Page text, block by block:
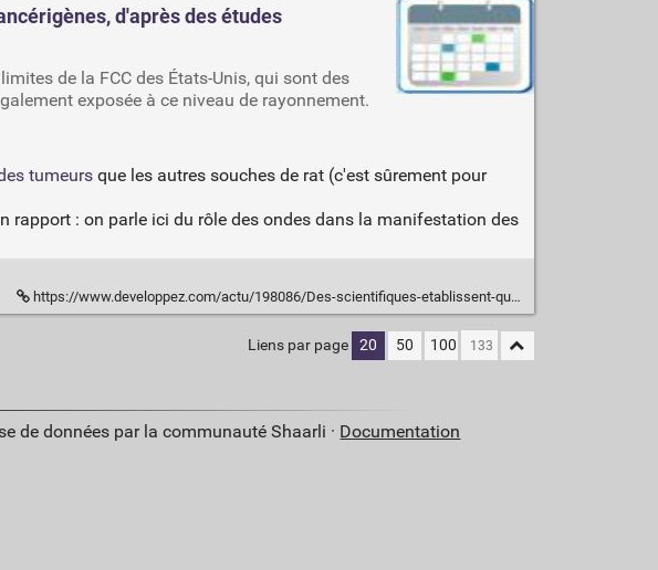
d'après des études
de la FCC des États-Unis, qui sont des
exposée à ce niveau de rayonnement.
tumeursque les autres souches de rat (c'est sûrement pour
rapport : on parle ici du rôle des ondes dans la manifestation des
https://www.developpez.com/actu/198086/Des-scientifiques-etablissent-que-les-ondes-d-un-telephone-cellulaire-sont-cancerigenes-d-apres-des-etudes-concluantes-menees-sur-des-rats/
Liens par page 20 50 100
de données par la communauté Shaarli · Documentation